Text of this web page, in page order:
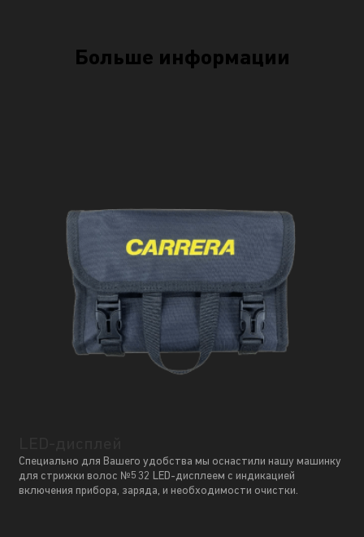
Больше информации
Специально для Вашего удобства мы оснастили нашу машинку
для стрижки волос №532 LED-дисплеем с индикацией
включения прибора, заряда, и необходимости очистки.